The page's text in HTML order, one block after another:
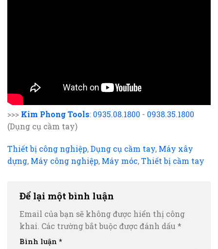
>>> Kim Phong Tools: 0935.08.1800 - 0938.35.1800
(Dụng cụ cầm tay)
Thiết bị công nghiệp,Dụng cụ cầm tay, Máy xây
dựng, Máy công nghiệp, Máy móc,Thiết bị cầm tay
Để lại một bình luận
Email của bạn sẽ không được hiển thị công
khai. Các trường bắt buộc được đánh dấu *
Bình luận *